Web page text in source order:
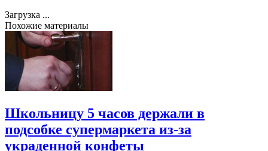
Загрузка ...
Похожие материалы
Школьницу 5 часов держали в
подсобке супермаркета из-за
украденной конфеты